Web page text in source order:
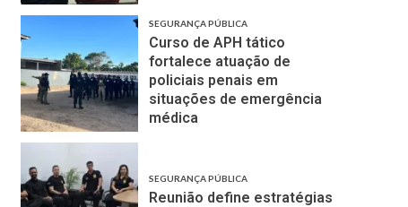
SEGURANÇA PÚBLICA
Curso de APH tático
fortalece atuação de
policiais penais em
situações de emergência
médica
SEGURANÇA PÚBLICA
Reunião define estratégias